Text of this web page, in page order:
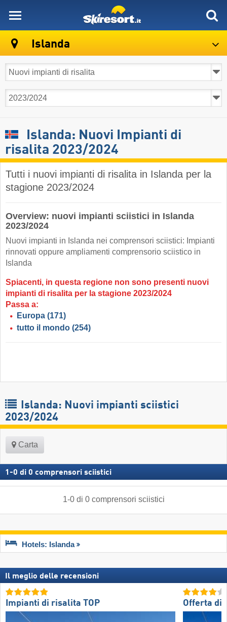
Islanda
Islanda: Nuovi Impianti di
risalita 2023/2024
Tutti i nuovi impianti di risalita in Islanda per la
stagione 2023/2024
Overview: nuovi impianti sciistici in Islanda
2023/2024
Nuovi impianti in Islanda nei comprensori sciistici: Impianti
rinnovati oppure ampliamenti comprensorio sciistico in
Islanda
Spiacenti, in questa regione non sono presenti nuovi
impianti di risalita per la stagione 2023/2024
Passa a:
Europa (171)
tutto il mondo (254)
Islanda: Nuovi impianti sciistici
2023/2024
Carta
1 -0 di 0 comprensori sciistici
1-0di 0 comprensori sciistici
Hotels: Islanda
Il meglio delle recensioni
Impianti di risalita TOP Offerta di